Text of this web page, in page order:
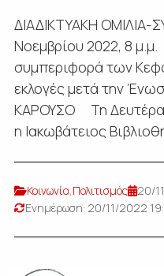
ΔΙΑΔΙΚΤΥΑΚΗ ΟΜΙΛΙΑ-
Νοεμβρίου 2022, 8 μ.μ.
συμπεριφορά των
εκλογές μετά την
ΚΑΡΟΥΣΟ Τη Δευτέρα,
η Ιακωβάτειος
Κοινωνία,Πολιτισμός
20/
Ενημέρωση: 20/11/2022